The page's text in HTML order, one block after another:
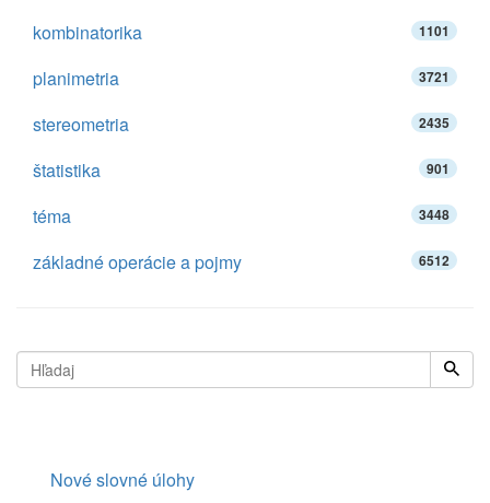
kombinatorika 1101
planimetria 3721
stereometria 2435
štatistika 901
téma 3448
základné operácie a pojmy 6512
Nové slovné úlohy